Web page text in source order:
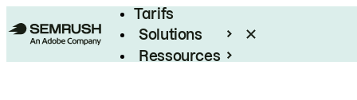
Tarifs
Solutions
Ressources